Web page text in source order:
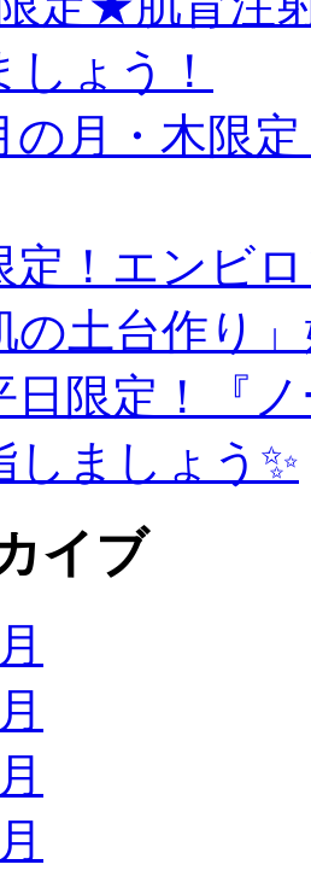
しょう！
の月・木限
定！エンビ
の土台作り
日限定！『
しましょう✨
イブ